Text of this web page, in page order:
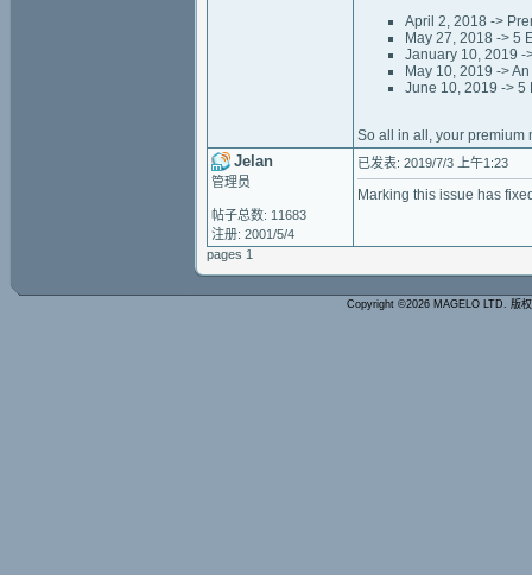
April 2, 2018 ->
May 27, 2018 -> 5
January 10, 2019 -
May 10, 2019 ->
June 10, 2019 -> 5
So all in all, your premium
Jelan
管理员
帖子总数: 11683
注册: 2001/5/4
已发表: 2019/7/3 上午1:23
Marking this issue has
pages 1
Copyright ©2026 MAGELO LTD. 版